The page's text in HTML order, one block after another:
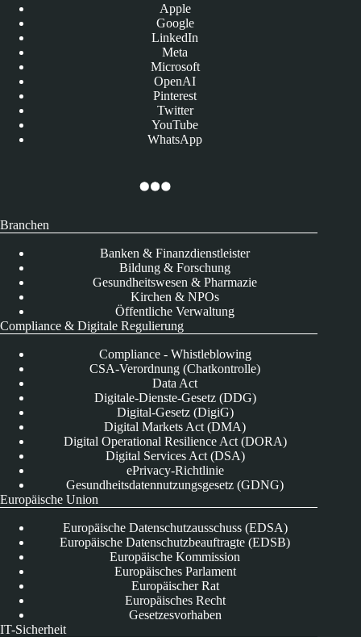
Apple
Google
LinkedIn
Meta
Microsoft
OpenAI
Pinterest
Twitter
YouTube
WhatsApp
Branchen
Banken & Finanzdienstleister
Bildung & Forschung
Gesundheitswesen & Pharmazie
Kirchen & NPOs
Öffentliche Verwaltung
Compliance & Digitale Regulierung
Compliance - Whistleblowing
CSA-Verordnung (Chatkontrolle)
Data Act
Digitale-Dienste-Gesetz (DDG)
Digital-Gesetz (DigiG)
Digital Markets Act (DMA)
Digital Operational Resilience Act (DORA)
Digital Services Act (DSA)
ePrivacy-Richtlinie
Gesundheitsdatennutzungsgesetz (GDNG)
Europäische Union
Europäische Datenschutzausschuss (EDSA)
Europäische Datenschutzbeauftragte (EDSB)
Europäische Kommission
Europäisches Parlament
Europäischer Rat
Europäisches Recht
Gesetzesvorhaben
IT-Sicherheit